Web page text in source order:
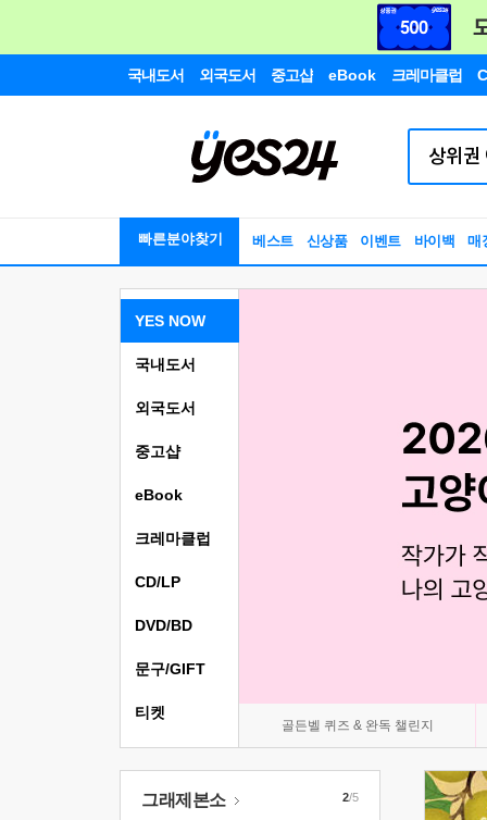
국내도서 외국도서 중고샵 eBook 크레마클럽
빠른분야찾기 베스트 신상품 이벤트 바이백 매
YES NOW
골든벨 퀴즈 & 완독 챌린지
국내도서
외국도서
중고샵
eBook
크레마클럽
CD/LP
DVD/BD
문구/GIFT
티켓
그래제본소 2/5